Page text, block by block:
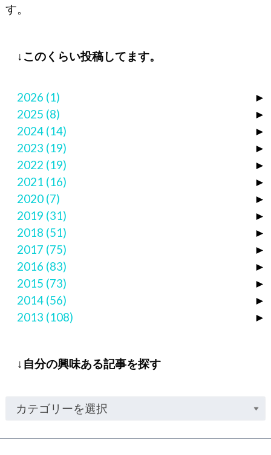
す。
↓このくらい投稿してます。
►
2026 (1)
►
2025 (8)
►
2024 (14)
►
2023 (19)
►
2022 (19)
►
2021 (16)
►
2020 (7)
►
2019 (31)
►
2018 (51)
►
2017 (75)
►
2016 (83)
►
2015 (73)
►
2014 (56)
►
2013 (108)
↓自分の興味ある記事を探す